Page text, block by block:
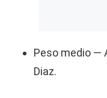
Peso medio —
Diaz.